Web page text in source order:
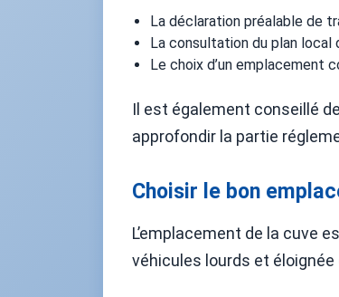
La déclaration préalable de
La consultation du plan local
Le choix d’un emplacement
Il est également conseillé
approfondir la partie
Choisir le bon
L’emplacement de la cuve
véhicules lourds et